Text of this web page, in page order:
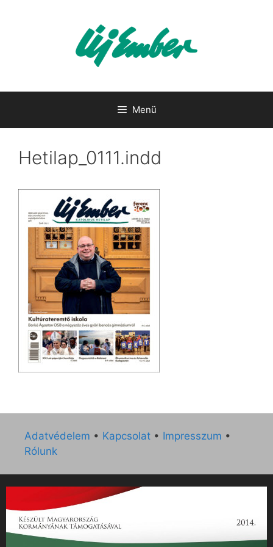
Menü
Hetilap_0111.indd
Adatvédelem • Kapcsolat • Impresszum •
Rólunk